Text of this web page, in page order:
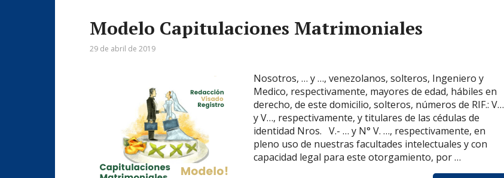
Modelo Capitulaciones Matrimoniales
29 de abril de 2019
Nosotros, … y …, venezolanos, solteros, Ingeniero y
Medico, respectivamente, mayores de edad, hábiles en
derecho, de este domicilio, solteros, números de RIF.: V…
y V…, respectivamente, y titulares de las cédulas de
identidad Nros. V.- … y N° V. …, respectivamente, en
pleno uso de nuestras facultades intelectuales y con
capacidad legal para este otorgamiento, por …